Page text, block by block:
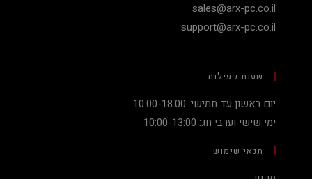
sales@arx-pc.co.il
support@arx-pc.co.il
שעות פעילות
יום ראשון עד חמישי: 10:00-18:00
ימי שישי וערבי חג: 10:00-13:00
תנאי שימוש